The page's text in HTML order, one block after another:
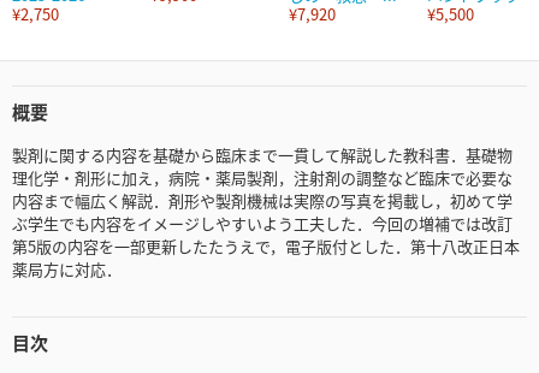
¥2,750
¥7,920
¥5,500
概要
製剤に関する内容を基礎から臨床まで一貫して解説した教科書．基礎物
理化学・剤形に加え，病院・薬局製剤，注射剤の調整など臨床で必要な
内容まで幅広く解説．剤形や製剤機械は実際の写真を掲載し，初めて学
ぶ学生でも内容をイメージしやすいよう工夫した．今回の増補では改訂
第5版の内容を一部更新したたうえで，電子版付とした．第十八改正日本
薬局方に対応．
目次